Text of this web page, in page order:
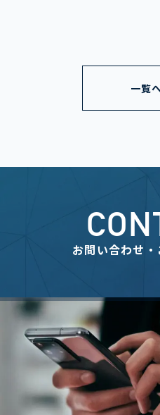
一覧
お問い合わせ
事業内容
お知らせ